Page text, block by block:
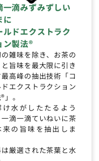
一滴みずみずしい
に
ルドエクストラク
ン製法®
雑味を除き、お茶の
旨味を最大限に引き
高峰の抽出技術「コ
エクストラクション
」。
け水がしたたるよう
滴一滴ていねいに茶
来の旨味を抽出しま
厳選された茶葉と水